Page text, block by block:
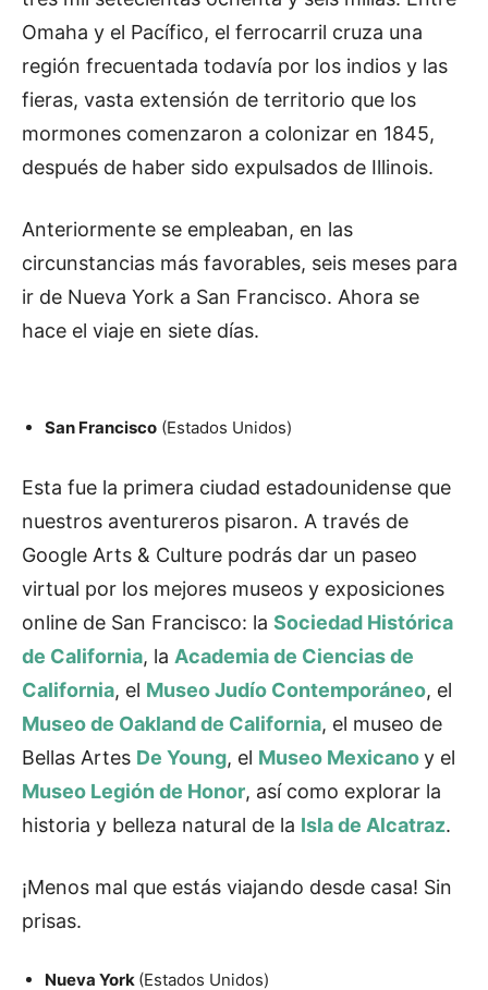
Omaha y el Pacífico, el ferrocarril cruza una
región frecuentada todavía por los indios y las
fieras, vasta extensión de territorio que los
mormones comenzaron a colonizar en 1845,
después de haber sido expulsados de Illinois.
Anteriormente se empleaban, en las
circunstancias más favorables, seis meses para
ir de Nueva York a San Francisco. Ahora se
hace el viaje en siete días.
San Francisco (Estados Unidos)
Esta fue la primera ciudad estadounidense que
nuestros aventureros pisaron. A través de
Google Arts & Culture podrás dar un paseo
virtual por los mejores museos y exposiciones
online de San Francisco: la Sociedad Histórica
de California, la Academia de Ciencias de
California, el Museo Judío Contemporáneo, el
Museo de Oakland de California, el museo de
Bellas Artes De Young, el Museo Mexicanoy el
Museo Legión de Honor, así como explorar la
historia y belleza natural de la Isla de Alcatraz.
¡Menos mal que estás viajando desde casa! Sin
prisas.
Nueva York (Estados Unidos)